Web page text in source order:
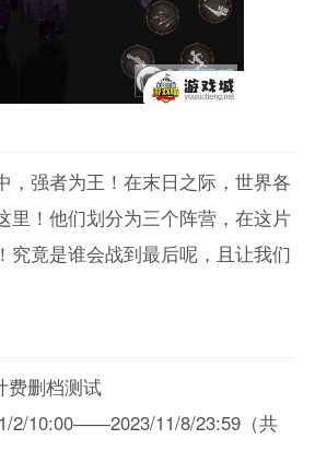
，强者为王！在末日之际，世界各
里！他们划分为三个阵营，在这片
究竟是谁会战到最后呢，且让我们
费删档测试
2/10:00――2023/11/8/23:59（共